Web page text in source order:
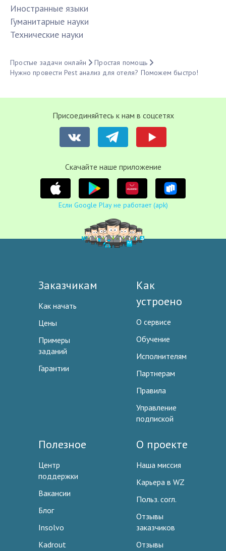
Иностранные языки
Гуманитарные науки
Технические науки
Простые задачи онлайн
Простая помощь
Нужно провести Pest анализ для отеля? Поможем быстро!
Присоединяйтесь к нам в соцсетях
Cкачайте наше приложение
Если Google Play не работает (apk)
Заказчикам
Как начать
Цены
Примеры
заданий
Гарантии
Как
устроено
О сервисе
Обучение
Исполнителям
Партнерам
Правила
Управление
подпиской
Полезное
Центр
поддержки
Вакансии
Блог
Insolvo
Kadrout
О проекте
Наша миссия
Карьера в WZ
Польз. согл.
Отзывы
заказчиков
Отзывы